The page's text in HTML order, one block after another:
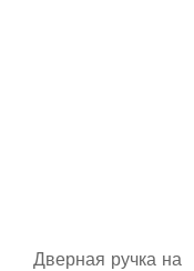
Дверная ручка на